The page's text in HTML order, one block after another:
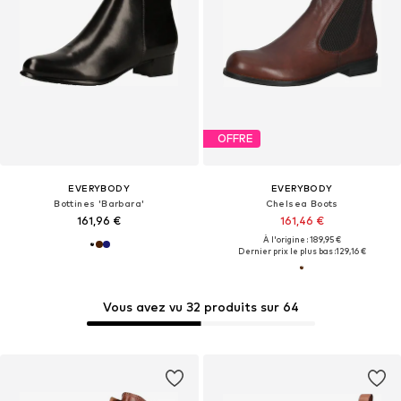
EVERYBODY
Bottines 'Barbara'
161,96 €
OFFRE
EVERYBODY
Chelsea Boots
161,46 €
À l'origine : 189,95 €
Dernier prix le plus bas :129,16 €
Vous avez vu 32 produits sur 64